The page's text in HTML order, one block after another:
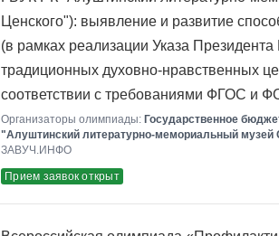
Ценского"): выявление и развитие
(в рамках реализации Указа
традиционных духовно-нравственных
соответствии с требованиями ФГОС и
Организаторы олимпиады: Государственное
"Алуштинский литературно-мемориальный музей
ЗАВУЧ.ИНФО
Прием заявок открыт